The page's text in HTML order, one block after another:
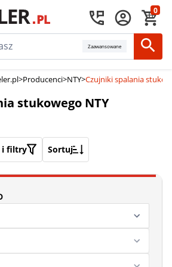
0
Zaawansowane
>Producenci>NTY>Czujniki spalania
stukowego NTY
i filtry Sortuj